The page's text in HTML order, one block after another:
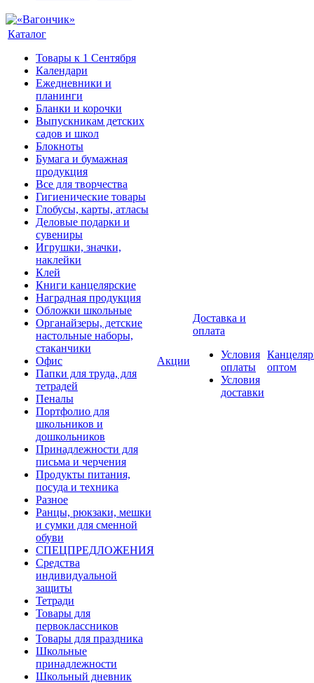
Каталог
Товары к 1 Сентября
Календари
Ежедневники и
планинги
Бланки и корочки
Выпускникам детских
садов и школ
Блокноты
Бумага и бумажная
продукция
Все для творчества
Гигиенические товары
Глобусы, карты, атласы
Деловые подарки и
сувениры
Игрушки, значки,
наклейки
Клей
Книги канцелярские
Наградная продукция
Обложки школьные
Органайзеры, детские
настольные наборы,
стаканчики
Офис
Папки для труда, для
тетрадей
Пеналы
Портфолио для
школьников и
дошкольников
Принадлежности для
письма и черчения
Продукты питания,
посуда и техника
Разное
Ранцы, рюкзаки, мешки
и сумки для сменной
обуви
СПЕЦПРЕДЛОЖЕНИЯ
Средства
индивидуальной
защиты
Тетради
Товары для
первоклассников
Товары для праздника
Школьные
принадлежности
Школьный дневник
Акции
Доставка и
оплата
Условия
оплаты
Условия
доставки
оптом